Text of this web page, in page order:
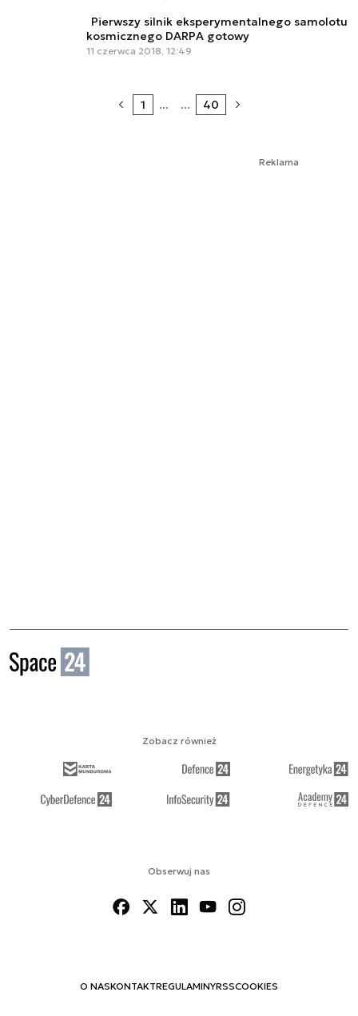
Pierwszy silnik eksperymentalnego samolotu
kosmicznego DARPA gotowy
11 czerwca 2018, 12:49
1 ... ... 40
Reklama
Obserwuj nas
O NASKONTAKTREGULAMINYRSSCOOKIES
Zobacz również